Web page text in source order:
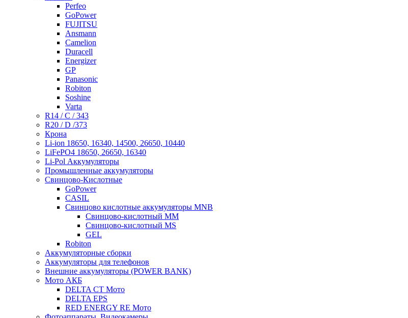
Perfeo
GoPower
FUJITSU
Ansmann
Camelion
Duracell
Energizer
GP
Panasonic
Robiton
Soshine
Varta
R14 / C / 343
R20 / D /373
Крона
Li-ion 18650, 16340, 14500, 26650, 10440
LiFePO4 18650, 26650, 16340
Li-Pol Аккумуляторы
Промышленные аккумуляторы
Свинцово-Кислотные
GoPower
CASIL
Свинцово кислотные аккумуляторы MNB
Cвинцово-кислотный MM
Cвинцово-кислотный MS
GEL
Robiton
Аккумуляторные сборки
Аккумуляторы для телефонов
Внешние аккумуляторы (POWER BANK)
Мото АКБ
DELTA CT Мото
DELTA EPS
RED ENERGY RE Мото